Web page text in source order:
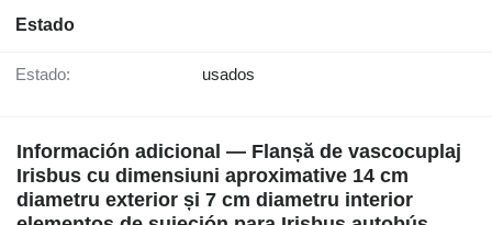
Estado
Estado: usados
Información adicional — Flanșă de vascocuplaj
Irisbus cu dimensiuni aproximative 14 cm
diametru exterior și 7 cm diametru interior